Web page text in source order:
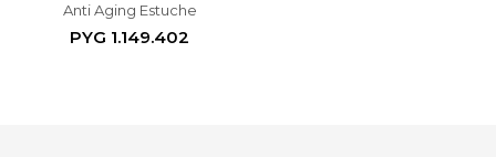
Anti Aging Estuche
PYG 1.149.402